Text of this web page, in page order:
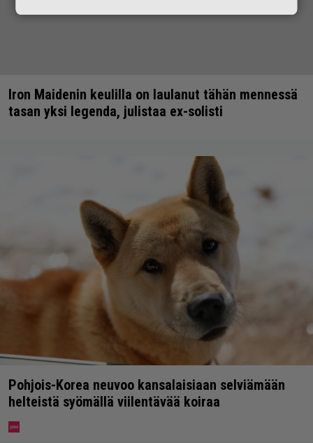
Iron Maidenin keulilla on laulanut tähän mennessä
tasan yksi legenda, julistaa ex-solisti
Pohjois-Korea neuvoo kansalaisiaan selviämään
helteistä syömällä viilentävää koiraa